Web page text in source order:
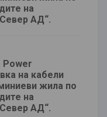
на
АД“.
Power
на кабели
жила по
на
АД“.